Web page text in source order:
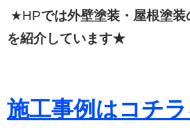
★HPでは外壁塗装・屋根塗装
を紹介しています★
施工事例はコチ